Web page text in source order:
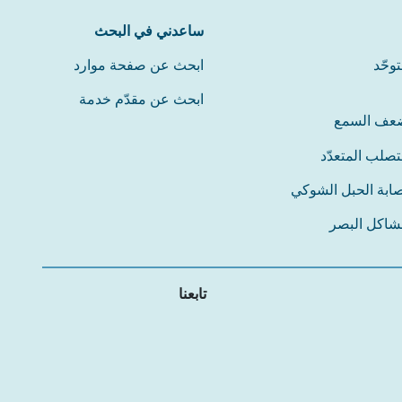
السمع
المتعدّد
الحبل الشوكي
البصر
ساعدني في البحث
ابحث عن صفحة موارد
ابحث عن مقدّم خدمة
تابعنا